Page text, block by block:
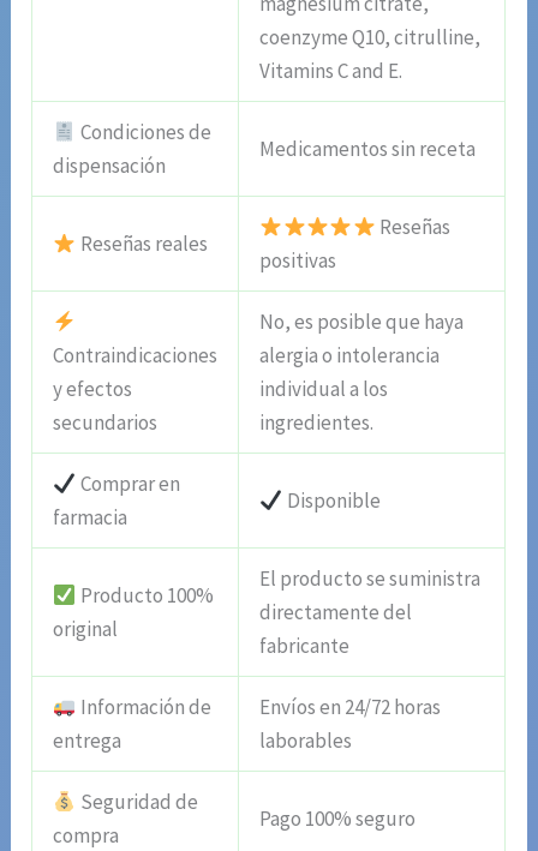
coenzyme Q10, citrulline,
Vitamins C and E.
Condiciones de
dispensación
Medicamentos sin receta
Reseñas reales
Reseñas
positivas
Contraindicaciones
y efectos
secundarios
No, es posible que haya
alergia o intolerancia
individual a los
ingredientes.
Comprar en
farmacia
Disponible
Producto 100%
original
El producto se suministra
directamente del
fabricante
Información de
entrega
Envíos en 24/72 horas
laborables
Seguridad de
compra
Pago 100% seguro